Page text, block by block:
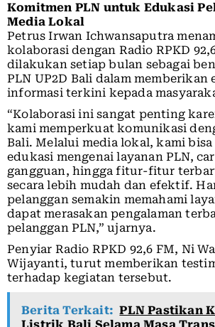
Komitmen PLN untuk Edukasi
Media Lokal
Petrus Irwan Ichwansaputra
kolaborasi dengan Radio RPKD
dilakukan setiap bulan sebagai
PLN UP2D Bali dalam memberikan
informasi terkini kepada
“Kolaborasi ini sangat penting
kami memperkuat komunikasi
Bali. Melalui media lokal, kami
edukasi mengenai layanan PLN,
gangguan, hingga fitur-fitur
secara lebih mudah dan efektif.
pelanggan semakin memahami
dapat merasakan pengalaman
pelanggan PLN,” ujarnya.
Penyiar Radio RPKD 92,6 FM, Ni
Wijayanti, turut memberikan
terhadap kegiatan tersebut.
Berita Terkait: PLN Pastikan